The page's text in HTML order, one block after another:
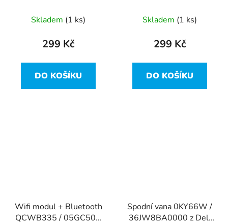
Skladem (1 ks)
299 Kč
DO KOŠÍKU
Skladem (1 ks)
299 Kč
DO KOŠÍKU
Wifi modul + Bluetooth
QCWB335 / 05GC50 z
Spodní vana 0KY66W /
36JW8BA0000 z Dell